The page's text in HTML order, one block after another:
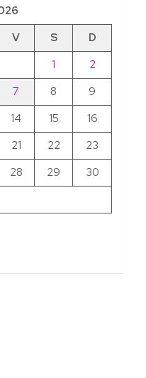
V S
D
1
2
7 8
9
14 15
16
21 22
23
28 29
30